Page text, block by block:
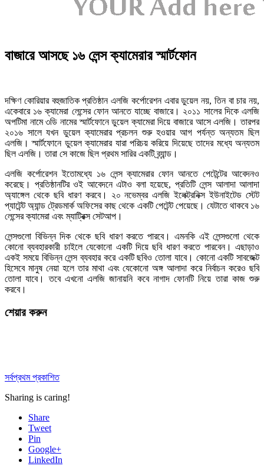
বাজারে আসছে ১৬ লেন্স ক্যামেরার স্মার্টফোন
দক্ষিণ কোরিয়ার বহুজাতিক প্রতিষ্ঠান এলজি কর্পোরেশন এবার ডুয়েল নয়, তিন বা চার নয়,
একেবারে ১৬ ক্যামেরা লেন্সের ফোন আনতে যাচ্ছে বাজারে। ২০১১ সালের দিকে এলজি
অপটিমা নামে ৩ডি নামের স্মার্টফোনে ডুয়েল ক্যামেরা দিয়ে বাজারে আসে এলজি। তারপর
২০১৬ সালে যখন ডুয়েল ক্যামেরার প্রচলন শুরু হওয়ার আগ পর্যন্ত অন্যতম ছিল
এলজি। স্মার্টফোনে ডুয়েল ক্যামেরার যারা পরিচয় করিয়ে দিয়েছে তাদের মধ্যে অন্যতম
ছিল এলজি। তারা সে কাজে ছিল প্রথম সারির একটি ব্র্যান্ড।
এলজি কর্পোরেশন ইতোমধ্যে ১৬ লেন্স ক্যামেরার ফোন আনতে পেটেন্টের আবেদনও
করেছে। প্রতিষ্ঠানটির ওই আবেদনে এটাও বলা হয়েছে, প্রতিটি লেন্স আলাদা আলাদা
অ্যাঙ্গেল থেকে ছবি ধারণ করবে। ২০ নভেম্বর এলজি ইলেক্ট্রনিক্স ইউনাইটেড স্টেট
প্যাটেন্ট অ্যান্ড ট্রেডমার্ক অফিসের কাছ থেকে একটি পেটেন্ট পেয়েছে। যেটাতে থাকবে ১৬
লেন্সের ক্যামেরা এবং ম্যাট্রিক্স সেটআপ।
লেন্সগুলো বিভিন্ন দিক থেকে ছবি ধারণ করতে পারবে। এমনকি এই লেন্সগুলো থেকে
কোনো ব্যবহারকারী চাইলে যেকোনো একটি দিয়ে ছবি ধারণ করতে পারবেন। এছাড়াও
একই সময়ে বিভিন্ন লেন্স ব্যবহার করে একটি ছবিও তোলা যাবে। কোনো একটি সাবজেক্ট
হিসেবে মানুষ নেয়া হলে তার মাথা এবং যেকোনো অঙ্গ আলাদা করে নির্বাচন করেও ছবি
তোলা যাবে। তবে এখনো এলজি জানায়নি কবে নাগাদ ফোনটি নিয়ে তারা কাজ শুরু
করবে।
শেয়ার করুন
সর্বপ্রথম প্রকাশিত
Sharing is caring!
Share
Tweet
Pin
Google+
LinkedIn